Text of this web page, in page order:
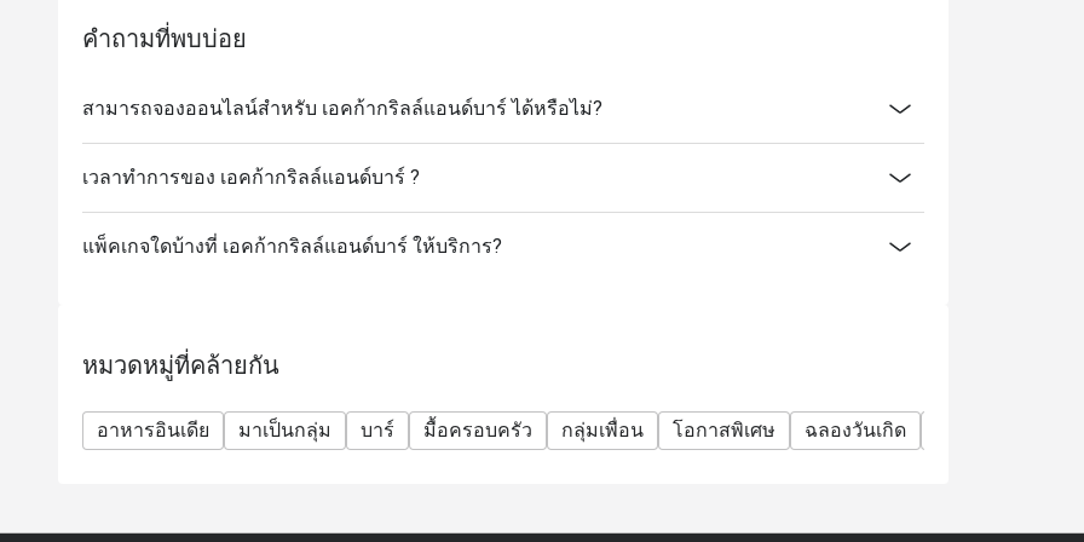
คำถามที่พบบ่อย
สามารถจองออนไลน์สำหรับ เอคก้ากริลล์แอนด์บาร์ ได้หรือไม่?
เวลาทำการของ เอคก้ากริลล์แอนด์บาร์ ?
แพ็คเกจใดบ้างที่ เอคก้ากริลล์แอนด์บาร์ ให้บริการ?
หมวดหมู่ที่คล้ายกัน
อาหารอินเดีย มาเป็นกลุ่ม บาร์ มื้อครอบครัว กลุ่มเพื่อน โอกาสพิเศษ ฉลองวันเกิด